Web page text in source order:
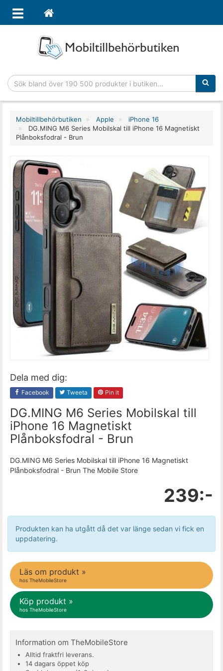
Mobiltillbehörbutiken Apple
iPhone 16
DG.MING M6 Series Mobilskal till iPhone 16 Magnetiskt
Plånboksfodral - Brun
Dela med dig:
Facebook Tweeta Pin it
DG.MING M6 Series Mobilskal till
iPhone 16 Magnetiskt
Plånboksfodral - Brun
DG.MING M6 Series Mobilskal till iPhone 16 Magnetiskt
Plånboksfodral - Brun The Mobile Store
239:-
Produkten kan ha utgått då det var länge sedan vi fick en
uppdatering.
Läs om produkt »
hos TheMobileStore
Köp produkt »
hos TheMobileStore
Information om TheMobileStore
Alltid fraktfri leverans.
14 dagars öppet köp